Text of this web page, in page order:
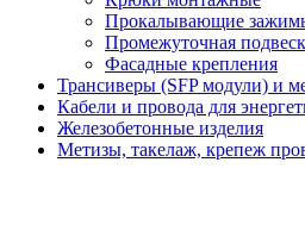
Прокалывающие
Промежуточная
Фасадные крепления
Трансиверы (SFP модули) и
Кабели и провода для
Железобетонные изделия
Метизы, такелаж, крепеж